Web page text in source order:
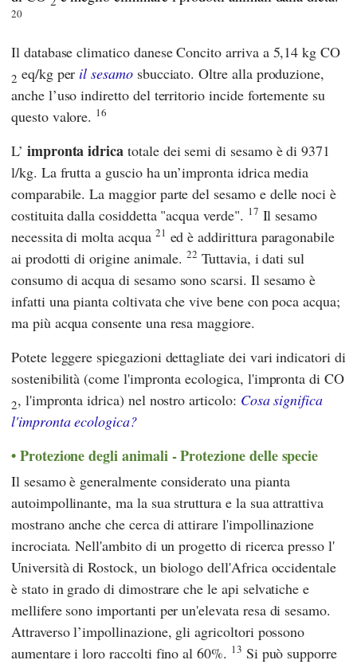
20
Il database climatico daneseConcito arriva a 5,14 kg CO
2 eq/kg per il sesamosbucciato. Oltre alla produzione,
anche l’uso indiretto del territorio incide fortemente su
questo valore. 16
L’ impronta idrica totale dei semi di sesamo è di 9371
l/kg. La frutta a guscio ha un’impronta idrica media
comparabile. La maggior parte del sesamo e delle noci è
costituita dalla cosiddetta "acqua verde". 17 Il sesamo
necessita di molta acqua 21 ed è addirittura paragonabile
ai prodotti di origine animale.22 Tuttavia, i dati sul
consumo di acqua di sesamo sono scarsi. Il sesamo è
infatti una pianta coltivata che vive bene con poca acqua;
ma più acqua consente una resa maggiore.
Potete leggere spiegazioni dettagliate dei vari indicatori di
sostenibilità (come l'impronta ecologica, l'impronta di CO
2, l'impronta idrica) nel nostro articolo: Cosa significa
l'impronta ecologica?
Protezione degli animali - Protezione delle specie
Il sesamo è generalmente considerato una pianta
autoimpollinante, ma la sua struttura e la sua attrattiva
mostrano anche che cerca di attirare l'impollinazione
incrociata. Nell'ambito di un progetto di ricerca presso l'
Università di Rostock, un biologo dell'Africa occidentale
è stato in grado di dimostrare che le api selvatiche e
mellifere sono importanti per un'elevata resa di sesamo.
Attraverso l’impollinazione, gli agricoltori possono
aumentare i loro raccolti fino al 60%. 13 Si può supporre